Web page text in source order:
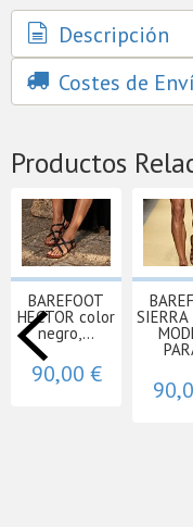
Descripción
Costes de
Productos
BAREFOOT
HECTOR color
negro,...
90,00 €